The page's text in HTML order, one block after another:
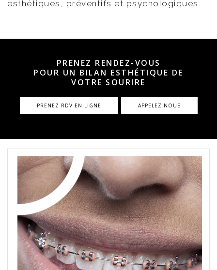
esthétiques, préventifs et psychologiques.
PRENEZ RENDEZ-VOUS
POUR UN BILAN ESTHÉTIQUE DE
VOTRE SOURIRE
PRENEZ RDV EN LIGNE APPELEZ NOUS